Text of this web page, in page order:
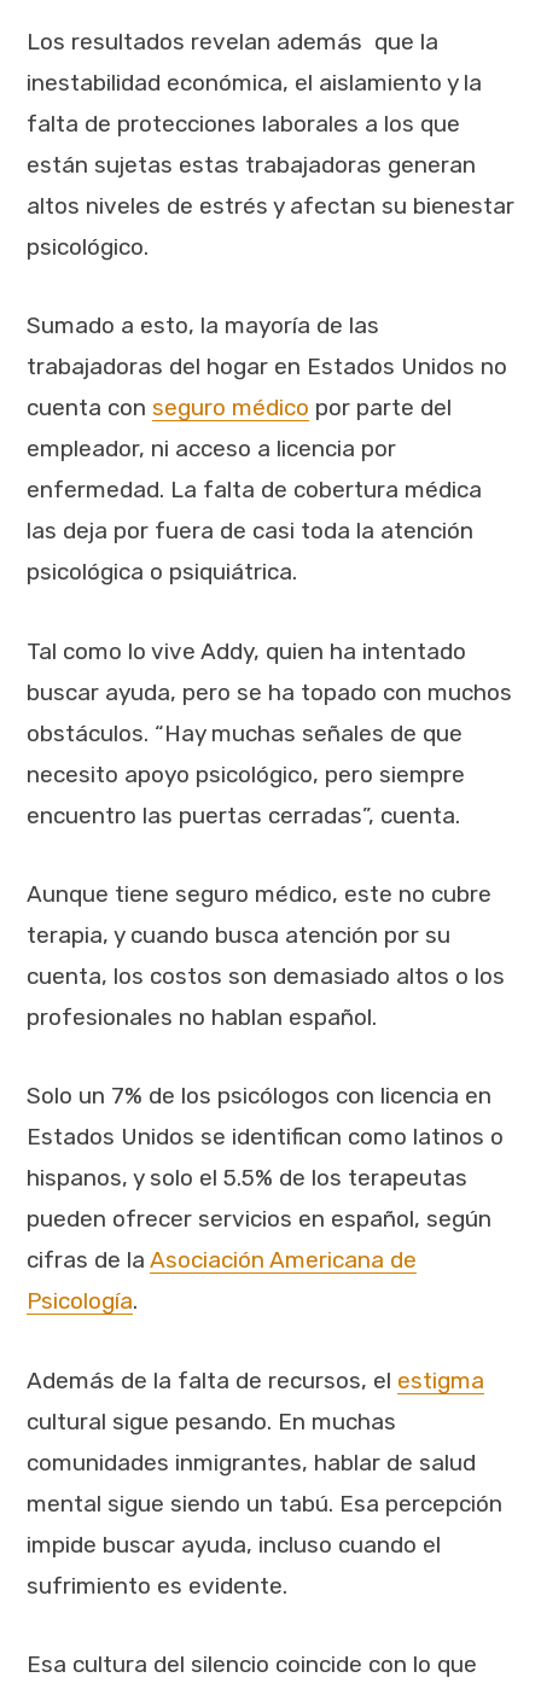
Los resultados revelan además que la
inestabilidad económica, el aislamiento y la
falta de protecciones laborales a los que
están sujetas estas trabajadoras generan
altos niveles de estrés y afectan su bienestar
psicológico.
Sumado a esto, la mayoría de las
trabajadoras del hogar en Estados Unidos no
cuenta con seguro médico por parte del
empleador, ni acceso a licencia por
enfermedad. La falta de cobertura médica
las deja por fuera de casi toda la atención
psicológica o psiquiátrica.
Tal como lo vive Addy, quien ha intentado
buscar ayuda, pero se ha topado con muchos
obstáculos. “Hay muchas señales de que
necesito apoyo psicológico, pero siempre
encuentro las puertas cerradas”, cuenta.
Aunque tiene seguro médico, este no cubre
terapia, y cuando busca atención por su
cuenta, los costos son demasiado altos o los
profesionales no hablan español.
Solo un 7% de los psicólogos con licencia en
Estados Unidos se identifican como latinos o
hispanos, y solo el 5.5% de los terapeutas
pueden ofrecer servicios en español, según
cifras de la Asociación Americana de
Psicología.
Además de la falta de recursos, el estigma
cultural sigue pesando. En muchas
comunidades inmigrantes, hablar de salud
mental sigue siendo un tabú. Esa percepción
impide buscar ayuda, incluso cuando el
sufrimiento es evidente.
Esa cultura del silencio coincide con lo que